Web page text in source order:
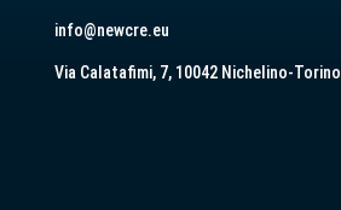
info@newcre.eu
Via Calatafimi, 7, 10042 Nichelino-Torino